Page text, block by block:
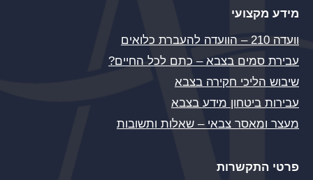
מידע מקצועי
וועדה 210 – הוועדה להעברת כלואים
עבירת סמים בצבא – כתם לכל החיים?
שיבוש הליכי חקירה בצבא
עבירות ביטחון מידע בצבא
מעצר ומאסר צבאי – שאלות ותשובות
פרטי התקשרות